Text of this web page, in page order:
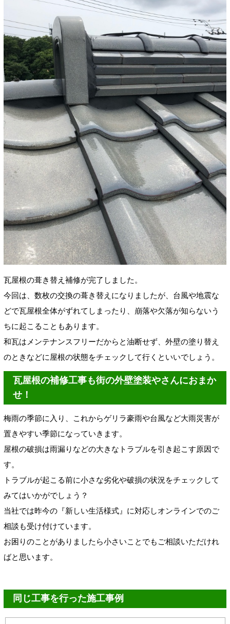
瓦屋根の葺き替え補修が完了しました。
今回は、数枚の交換の葺き替えになりましたが、台風や地震な
どで瓦屋根全体がずれてしまったり、崩落や欠落が知らないう
ちに起こることもあります。
和瓦はメンテナンスフリーだからと油断せず、外壁の塗り替え
のときなどに屋根の状態をチェックして行くといいでしょう。
瓦屋根の補修工事も街の外壁塗装やさんにおまか
せ！
梅雨の季節に入り、これからゲリラ豪雨や台風など大雨災害が
置きやすい季節になっていきます。
屋根の破損は雨漏りなどの大きなトラブルを引き起こす原因で
す。
トラブルが起こる前に小さな劣化や破損の状況をチェックして
みてはいかがでしょう？
当社では昨今の『新しい生活様式』に対応しオンラインでのご
相談も受け付けています。
お困りのことがありましたら小さいことでもご相談いただけれ
ばと思います。
同じ工事を行った施工事例